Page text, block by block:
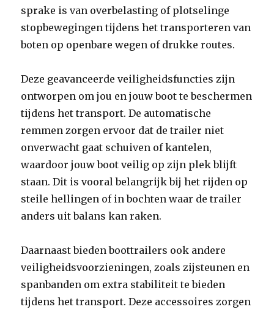
sprake is van overbelasting of plotselinge
stopbewegingen tijdens het transporteren van
boten op openbare wegen of drukke routes.
Deze geavanceerde veiligheidsfuncties zijn
ontworpen om jou en jouw boot te beschermen
tijdens het transport. De automatische
remmen zorgen ervoor dat de trailer niet
onverwacht gaat schuiven of kantelen,
waardoor jouw boot veilig op zijn plek blijft
staan. Dit is vooral belangrijk bij het rijden op
steile hellingen of in bochten waar de trailer
anders uit balans kan raken.
Daarnaast bieden boottrailers ook andere
veiligheidsvoorzieningen, zoals zijsteunen en
spanbanden om extra stabiliteit te bieden
tijdens het transport. Deze accessoires zorgen